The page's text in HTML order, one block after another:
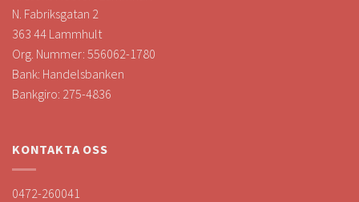
N. Fabriksgatan 2
363 44 Lammhult
Org. Nummer: 556062-1780
Bank: Handelsbanken
Bankgiro: 275-4836
KONTAKTA OSS
0472-260041